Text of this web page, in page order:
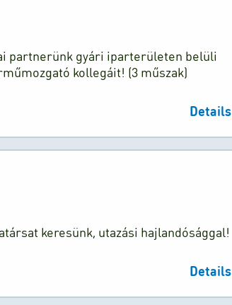
partnerünk gyári iparterületen belüli
kollegáit! (3 műszak)
Details
keresünk, utazási hajlandósággal!
Details